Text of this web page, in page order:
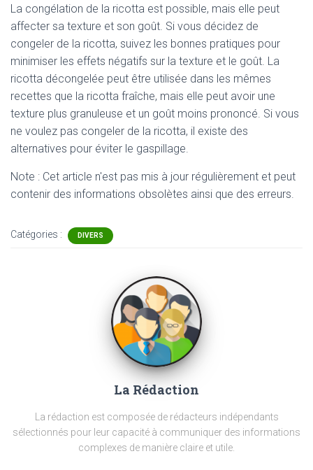
La congélation de la ricotta est possible, mais elle peut
affecter sa texture et son goût. Si vous décidez de
congeler de la ricotta, suivez les bonnes pratiques pour
minimiser les effets négatifs sur la texture et le goût. La
ricotta décongelée peut être utilisée dans les mêmes
recettes que la ricotta fraîche, mais elle peut avoir une
texture plus granuleuse et un goût moins prononcé. Si vous
ne voulez pas congeler de la ricotta, il existe des
alternatives pour éviter le gaspillage.
Note : Cet article n'est pas mis à jour régulièrement et peut
contenir des informations obsolètes ainsi que des erreurs.
Catégories : DIVERS
La Rédaction
La rédaction est composée de rédacteurs indépendants
sélectionnés pour leur capacité à communiquer des informations
complexes de manière claire et utile.